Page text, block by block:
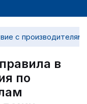
с производителями
в
по